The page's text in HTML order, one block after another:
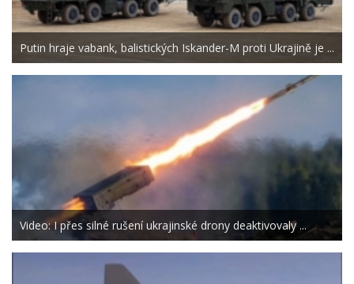
Putin hraje vabank, balistických Iskander-M proti Ukrajině je ...
Video: I přes silné rušení ukrajinské drony deaktivovaly ...